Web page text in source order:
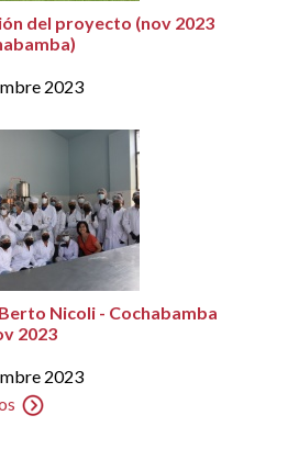
del proyecto (nov 2023
2023
Nicoli - Cochabamba
2023
2023